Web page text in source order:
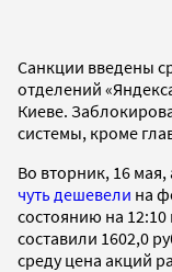
Санкции введены
отделений
Киеве.
системы, кроме
Во вторник, 16
чуть дешевели на
состоянию на 12:10
составили 1602,0
среду цена акций